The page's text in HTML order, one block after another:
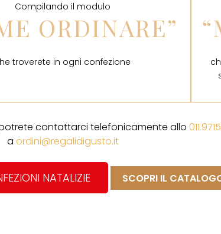
Compilando il modulo
ORDINARE”
troverete in ogni confezione
potrete contattarci telefonicamente allo
a ordini@regalidigusto.it
NATALIZIE SCOPRI IL